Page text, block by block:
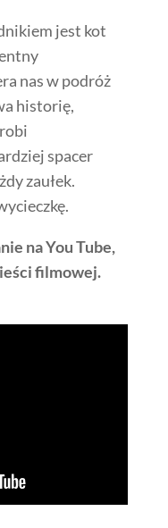
jest kot
nas w podróż
historię,
spacer
zaułek.
na You Tube,
filmowej.